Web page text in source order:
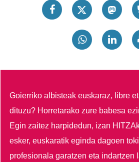
Goierriko albisteak euskaraz, libre
dituzu? Horretarako zure babesa
Egin zaitez harpidedun, izan
esker, euskaratik eginda dagoen
profesionala garatzen eta indartzen